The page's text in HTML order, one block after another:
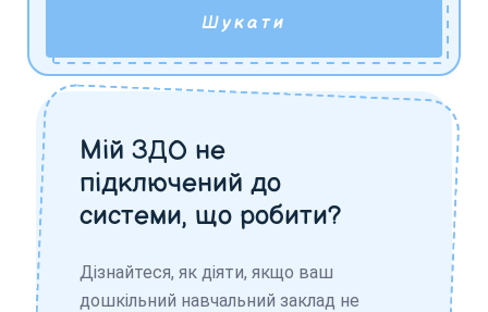
Шукати
Мій ЗДО не
підключений до
системи, що робити?
Дізнайтеся, як діяти, якщо ваш
дошкільний навчальний заклад не